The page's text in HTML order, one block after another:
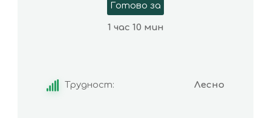
Готово за
1 час 10 мин
Трудност: Лесно